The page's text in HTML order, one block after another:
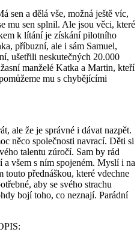
sen a dělá vše, možná ještě víc,
mu sen splnil. Ale jsou věci, které
k lítání je získání pilotního
příbuzní, ale i sám Samuel,
ušetřili neskutečných 20.000
manželé Katka a Martin, kteří
mu s chybějícími
ale že je správné i dávat nazpět.
něco společnosti navrací. Děti si
talentu zúročí. Sam by rád
všem s ním spojeném. Myslí i na
přednáškou, které vdechne
aby se svého strachu
bojí toho, co neznají. Parádní